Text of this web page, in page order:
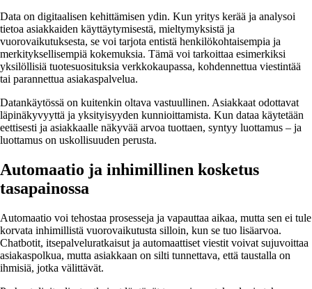
Data on digitaalisen kehittämisen ydin. Kun yritys kerää ja analysoi
tietoa asiakkaiden käyttäytymisestä, mieltymyksistä ja
vuorovaikutuksesta, se voi tarjota entistä henkilökohtaisempia ja
merkityksellisempiä kokemuksia. Tämä voi tarkoittaa esimerkiksi
yksilöllisiä tuotesuosituksia verkkokaupassa, kohdennettua viestintää
tai parannettua asiakaspalvelua.
Datankäytössä on kuitenkin oltava vastuullinen. Asiakkaat odottavat
läpinäkyvyyttä ja yksityisyyden kunnioittamista. Kun dataa käytetään
eettisesti ja asiakkaalle näkyvää arvoa tuottaen, syntyy luottamus – ja
luottamus on uskollisuuden perusta.
Automaatio ja inhimillinen kosketus
tasapainossa
Automaatio voi tehostaa prosesseja ja vapauttaa aikaa, mutta sen ei tule
korvata inhimillistä vuorovaikutusta silloin, kun se tuo lisäarvoa.
Chatbotit, itsepalveluratkaisut ja automaattiset viestit voivat sujuvoittaa
asiakaspolkua, mutta asiakkaan on silti tunnettava, että taustalla on
ihmisiä, jotka välittävät.